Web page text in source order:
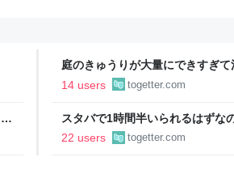
庭のきゅうりが大量にできすぎ
「きゅうりレシピ」をたくさん集
14 users togetter.com
スタバで1時間半いられるはずな
れて確認したが、レシートの時
22 users togetter.com